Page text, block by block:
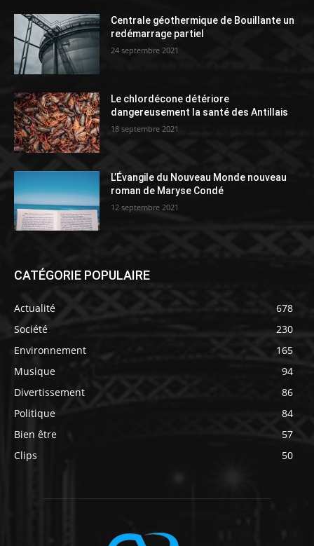
Centrale géothermique de Bouillante un
redémarrage partiel
24 septembre 2021
Le chlordécone détériore
dangereusement la santé des Antillais
18 septembre 2021
L’Évangile du Nouveau Monde nouveau
roman de Maryse Condé
12 septembre 2021
CATÉGORIE POPULAIRE
Actualité
678
Société
230
Environnement
165
Musique
94
Divertissement
86
Politique
84
Bien être
57
Clips
50